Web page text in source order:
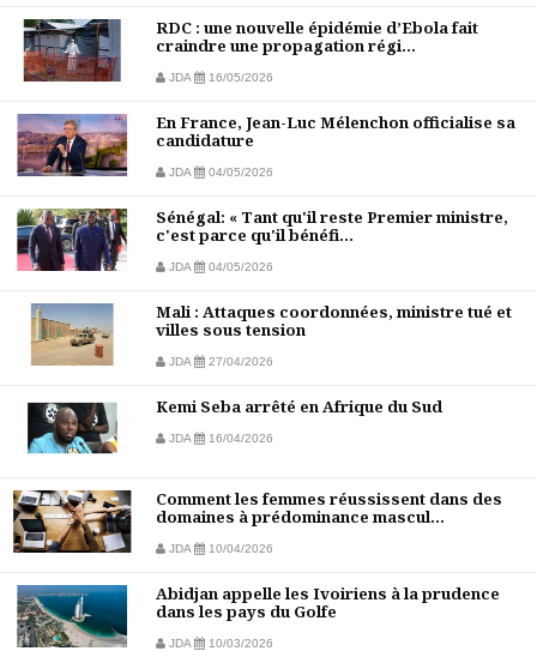
RDC : une nouvelle épidémie d’Ebola fait
craindre une propagation régi...
JDA 16/05/2026
En France, Jean-Luc Mélenchon officialise sa
candidature
JDA 04/05/2026
Sénégal: « Tant qu'il reste Premier ministre,
c'est parce qu'il bénéfi...
JDA 04/05/2026
Mali : Attaques coordonnées, ministre tué et
villes sous tension
JDA 27/04/2026
Kemi Seba arrêté en Afrique du Sud
JDA 16/04/2026
Comment les femmes réussissent dans des
domaines à prédominance mascul...
JDA 10/04/2026
Abidjan appelle les Ivoiriens à la prudence
dans les pays du Golfe
JDA 10/03/2026